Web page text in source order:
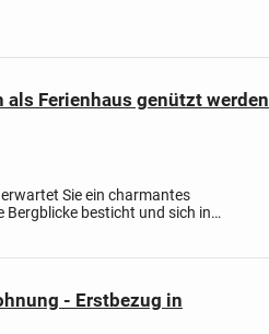
Ferienhaus genützt werden
Sie ein charmantes
Bergblicke besticht und sich in
hervorzuheben...
- Erstbezug in